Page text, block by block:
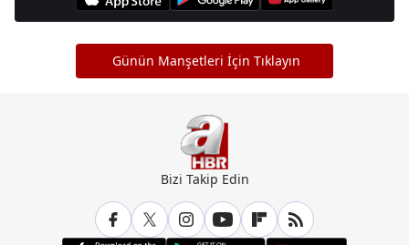
Günün Manşetleri İçin Tıklayın
Bizi Takip Edin